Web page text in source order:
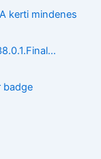
A kerti mindenes
badge